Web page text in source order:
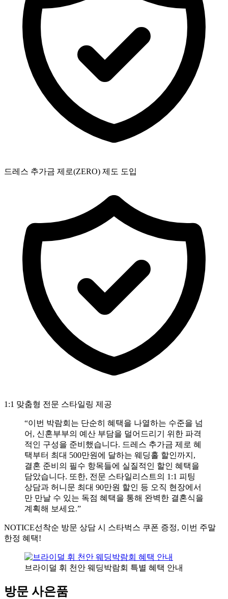
드레스 추가금 제로(ZERO) 제도 도입
1:1 맞춤형 전문 스타일링 제공
“이번 박람회는 단순히 혜택을 나열하는 수준을 넘
어, 신혼부부의 예산 부담을 덜어드리기 위한 파격
적인 구성을 준비했습니다. 드레스 추가금 제로 혜
택부터 최대 500만원에 달하는 웨딩홀 할인까지,
결혼 준비의 필수 항목들에 실질적인 할인 혜택을
담았습니다. 또한, 전문 스타일리스트의 1:1 피팅
상담과 허니문 최대 90만원 할인 등 오직 현장에서
만 만날 수 있는 독점 혜택을 통해 완벽한 결혼식을
계획해 보세요.”
NOTICE선착순 방문 상담 시 스타벅스 쿠폰 증정, 이번 주말
한정 혜택!
브라이덜 휘 천안 웨딩박람회 특별 혜택 안내
방문 사은품